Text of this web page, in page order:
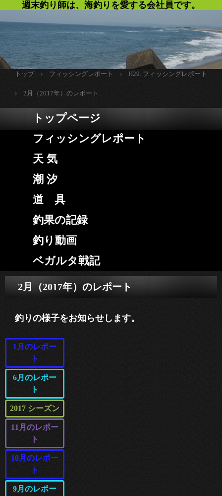
週末釣り師は、海釣りを愛する会社員です。
トップ › フィッシングレポート › H29. フィッシングレポート
› 2月（2017年）のレポート
トップページ
フィッシングレポート
天 気
潮 汐
道 具
釣果の記録
釣り動画
ベガルタ戦記
2月（2017年）のレポート
釣りの様子をお知らせします。
1月のレポー
ト
6月のレポー
ト
2017 シーズン
11月のレポー
ト
10月のレポー
ト
9月のレポー